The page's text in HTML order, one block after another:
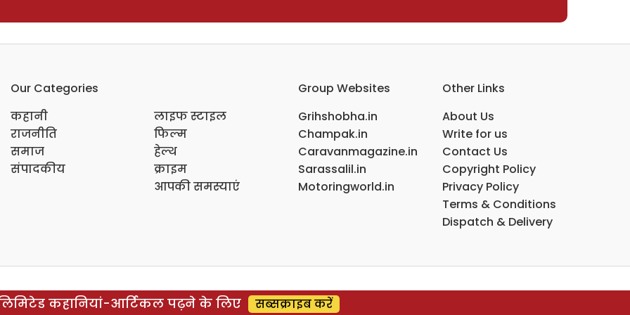
Our Categories
कहानी
राजनीति
समाज
संपादकीय
लाइफ स्टाइल
फिल्म
हेल्थ
क्राइम
आपकी समस्याएं
Group Websites
Grihshobha.in
Champak.in
Caravanmagazine.in
Sarassalil.in
Motoringworld.in
Other Links
About Us
Write for us
Contact Us
Copyright Policy
Privacy Policy
Terms & Conditions
Dispatch & Delivery
कहानियां-आर्टिकल पढ़ने के लिए सब्सक्राइब करें